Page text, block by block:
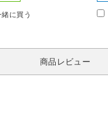
緒に買う
商品レビュー